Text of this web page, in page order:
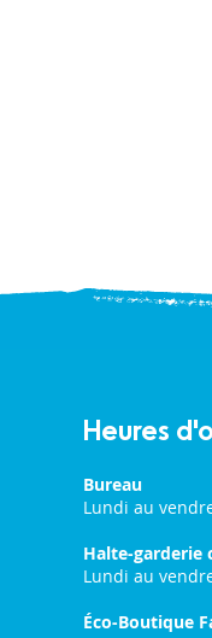
Heures
Bureau
Lundi au
Halte-garderie
Lundi au
Éco-Boutique